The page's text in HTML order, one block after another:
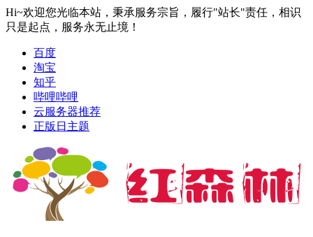
Hi~欢迎您光临本站，秉承服务宗旨，履行"站长"责任，相识
只是起点，服务永无止境！
百度
淘宝
知乎
哔哩哔哩
云服务器推荐
正版日主题